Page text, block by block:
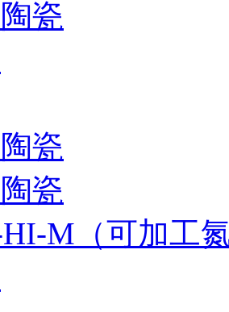
瓷
瓷
瓷
HI-M（可加工